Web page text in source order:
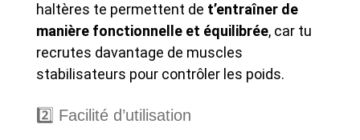
haltères te permettent de t’entraîner de
manière fonctionnelle et équilibrée, car tu
recrutes davantage de muscles
stabilisateurs pour contrôler les poids.
2️⃣ Facilité d’utilisation